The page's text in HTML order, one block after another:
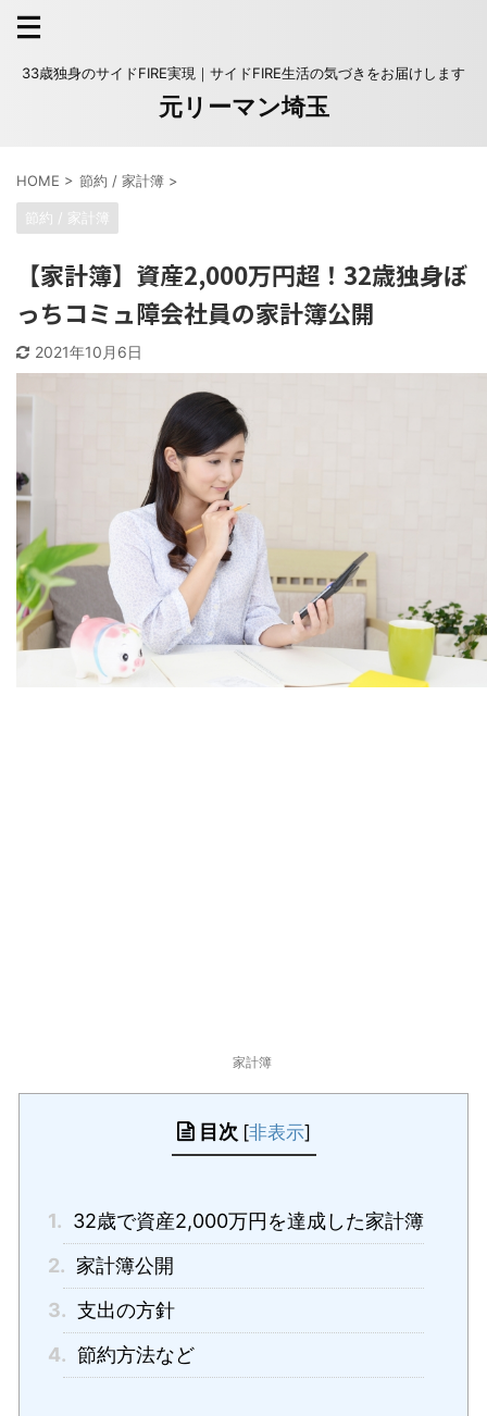
33歳独身のサイドFIRE実現｜サイドFIRE生活の気づきをお届けします
元リーマン埼玉
HOME > 節約 / 家計簿 >
節約 / 家計簿
【家計簿】資産2,000万円超！32歳独身ぼ
っちコミュ障会社員の家計簿公開
2021年10月6日
家計簿
目次 [非表示]
1. 32歳で資産2,000万円を達成した家計簿
2. 家計簿公開
3. 支出の方針
4. 節約方法など